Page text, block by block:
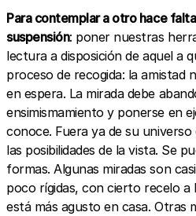
Para contemplar a otro hace
suspensión: poner nuestras
lectura a disposición de aquel a
proceso de recogida: la amistad
en espera. La mirada debe
ensimismamiento y ponerse en
conoce. Fuera ya de su
las posibilidades de la vista. Se
formas. Algunas miradas son
poco rígidas, con cierto recelo a
está más agusto en casa. Otras